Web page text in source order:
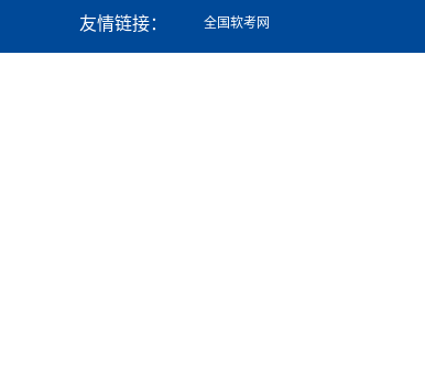
友情链接： 全国软考网